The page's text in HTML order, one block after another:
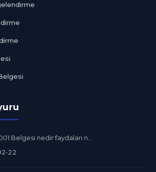
Belgesi nedir faydaları n...
22